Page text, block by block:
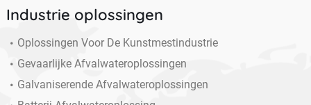
Industrie oplossingen
Oplossingen Voor De Kunstmestindustrie
Gevaarlijke Afvalwateroplossingen
Galvaniserende Afvalwateroplossingen